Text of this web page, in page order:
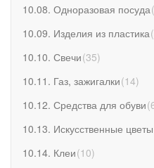
10.08. Одноразовая посуда(
10.09. Изделия из пластика(
10.10. Свечи(35)
10.11. Газ, зажигалки(14)
10.12. Средства для обуви(
10.13. Искусственные цветы
10.14. Клеи(10)